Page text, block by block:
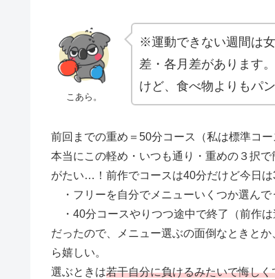
こあら。
※運動できない週間は
差・各月差があります
けど、食べ物よりもパ
前回までの重め＝50分コース（私は標準コ
本当にこの軽め・いつも通り・重めの３択
がたい…！前作でコースは40分だけど今日は
・フリーを自分でメニューいくつか選んで
・40分コースやりつつ途中で終了（前作
だったので、メニュー選ぶの面倒なときと
ら嬉しい。
選ぶときは若干自分に負けるみたいで悔しく